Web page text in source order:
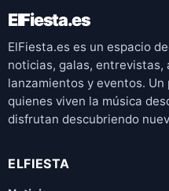
ElFiesta.es
ElFiesta.es es un espacio
noticias, galas,
lanzamientos y eventos.
quienes viven la música
disfrutan descubriendo
ELFIESTA